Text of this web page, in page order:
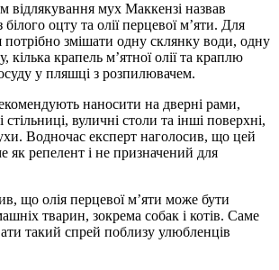
мух Маккензі назвав
оцту та олії перцевої м’яти. Для
змішати одну склянку води, одну
кілька крапель м’ятної олії та краплю
у пляшці з розпилювачем.
наносити на дверні рами,
стільниці, вуличні столи та інші поверхні,
Водночас експерт наголосив, що цей
як репелент і не призначений для
що олія перцевої м’яти може бути
тварин, зокрема собак і котів. Саме
такий спрей поблизу улюбленців